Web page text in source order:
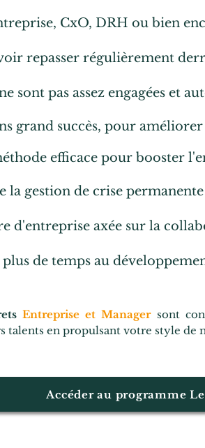
CxO, DRH ou bien
repasser régulièrement
sont pas assez engagées et
grand succès, pour
efficace pour booster
la gestion de crise permanente
d'entreprise axée sur la
de temps au
Entreprise et Manager sont
en propulsant votre style de
Accéder au programme